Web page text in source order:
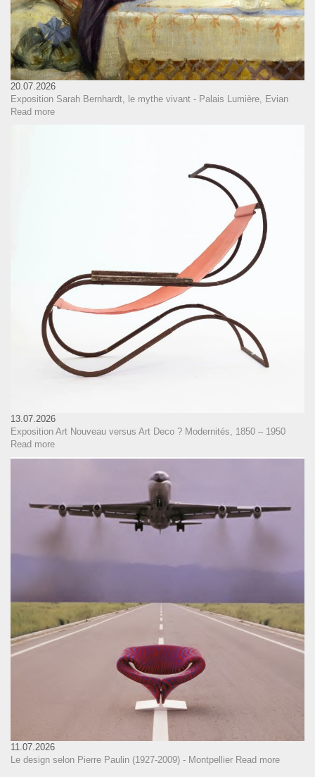
20.07.2026
Exposition Sarah Bernhardt, le mythe vivant - Palais Lumière, Evian
Read more
13.07.2026
Exposition Art Nouveau versus Art Deco ? Modernités, 1850 – 1950
Read more
11.07.2026
Le design selon Pierre Paulin (1927-2009) - Montpellier Read more